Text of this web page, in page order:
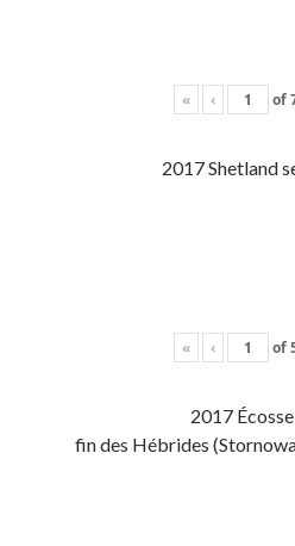
« ‹ of
2017 Shetland
« ‹ of
2017
fin des Hébrides